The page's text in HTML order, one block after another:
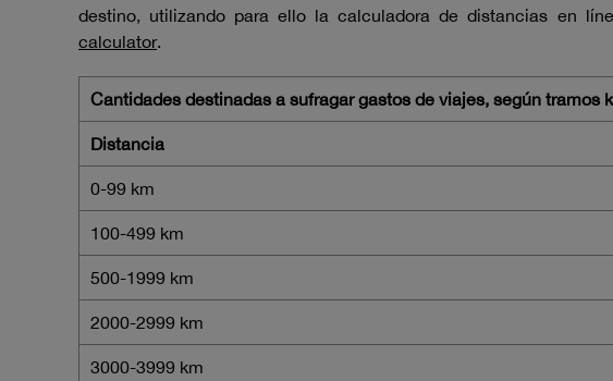
destino, utilizando para ello la calculadora de distancias en
calculator.
Cantidades destinadas a sufragar gastos de viajes, según
Distancia
0-99 km
100-499 km
500-1999 km
2000-2999 km
3000-3999 km